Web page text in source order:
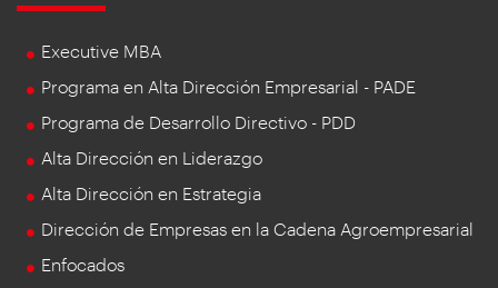
Executive MBA
Programa en Alta Dirección Empresarial - PADE
Programa de Desarrollo Directivo - PDD
Alta Dirección en Liderazgo
Alta Dirección en Estrategia
Dirección de Empresas en la Cadena Agroempresarial
Enfocados